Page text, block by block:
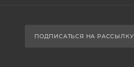
ПОДПИСАТЬСЯ НА РАССЫЛКУ